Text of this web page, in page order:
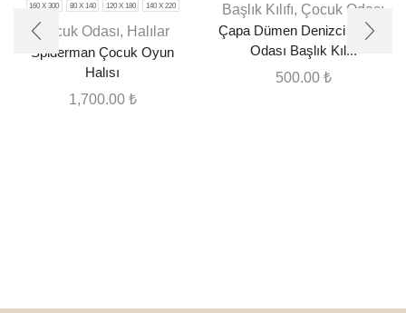
160 X 300 80 X 140 120 X 180 140 X 220
Çocuk Odası, Halılar
Spiderman Çocuk Oyun
Halısı
1,700.00 ₺
Başlık Kılıfı, Çocuk Odası
Çapa Dümen Denizci Çocuk
Odası Başlık Kılıfı
500.00 ₺